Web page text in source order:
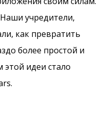
учредители,
как превратить
более простой и
этой идеи стало